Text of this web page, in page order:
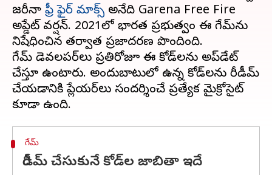
జరీనా ఫ్రీ ఫైర్ మాక్స్ అనేది Garena Free Fire
అప్డేట్ వర్షన్. 2021లో భారత ప్రభుత్వం ఈ గేమ్‌ను
నిషేధించిన తర్వాత ప్రజాదరణ పొందింది.
గేమ్ డెవలపర్‌లు ప్రతిరోజూ ఈ కోడ్‌లను అప్‌డేట్
చేస్తూ ఉంటారు. అందుబాటులో ఉన్న కోడ్‌లను రీడీమ్
చేయడానికి ప్లేయర్‌లు సందర్శించే ప్రత్యేక మైక్రోసైట్
గేమ్
రీడీమ్ చేసుకునే కోడ్‌ల జాబితా ఇదే